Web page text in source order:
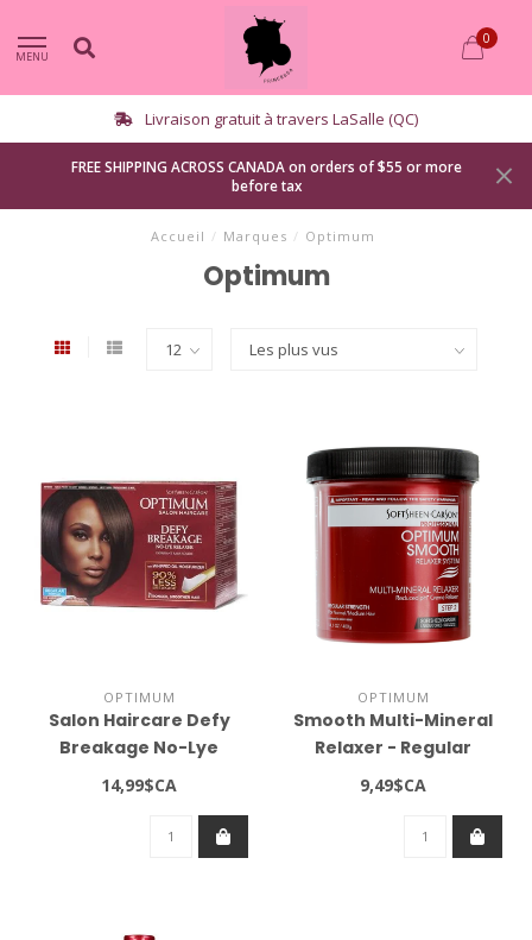
MENU
0
Cueillette à l’auto
FREE SHIPPING ACROSS CANADA on orders of $55 or more
before tax
Accueil / Marques / Optimum
Optimum
OPTIMUM
Salon Haircare Defy
Breakage No-Lye
Relaxer Kit Regular
14,99$CA
OPTIMUM
Smooth Multi-Mineral
Relaxer - Regular
Strength (14.1oz)
9,49$CA